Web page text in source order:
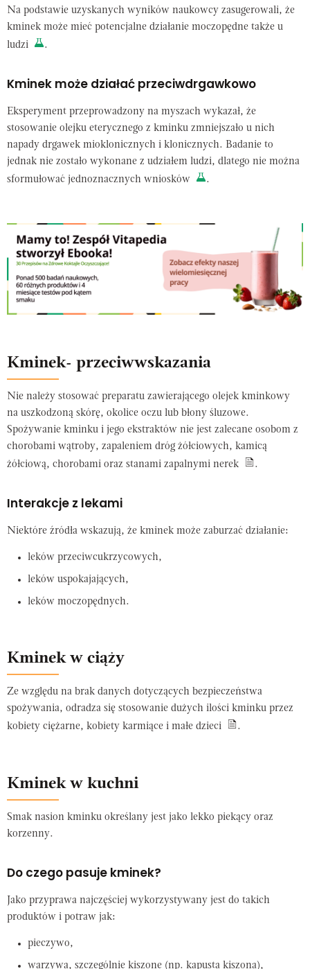
Na podstawie uzyskanych wyników naukowcy zasugerowali, że
kminek może mieć potencjalne działanie moczopędne także u
ludzi
.
Kminek może działać przeciwdrgawkowo
Eksperyment przeprowadzony na myszach wykazał, że
stosowanie olejku eterycznego z kminku zmniejszało u nich
napady drgawek mioklonicznych i klonicznych. Badanie to
jednak nie zostało wykonane z udziałem ludzi, dlatego nie można
sformułować jednoznacznych wniosków
.
Kminek- przeciwwskazania
Nie należy stosować preparatu zawierającego olejek kminkowy
na uszkodzoną skórę, okolice oczu lub błony śluzowe.
Spożywanie kminku i jego ekstraktów nie jest zalecane osobom z
chorobami wątroby, zapaleniem dróg żółciowych, kamicą
żółciową, chorobami oraz stanami zapalnymi nerek
.
Interakcje z lekami
Niektóre źródła wskazują, że kminek może zaburzać działanie:
leków przeciwcukrzycowych,
leków uspokajających,
leków moczopędnych.
Kminek w ciąży
Ze względu na brak danych dotyczących bezpieczeństwa
spożywania, odradza się stosowanie dużych ilości kminku przez
kobiety ciężarne, kobiety karmiące i małe dzieci
.
Kminek w kuchni
Smak nasion kminku określany jest jako lekko piekący oraz
korzenny.
Do czego pasuje kminek?
Jako przyprawa najczęściej wykorzystywany jest do takich
produktów i potraw jak:
pieczywo,
warzywa, szczególnie kiszone (np. kapusta kiszona),